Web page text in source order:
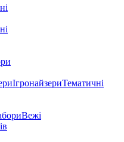
ІгронайзериТематичні
Вежі